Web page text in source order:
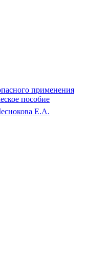
применения
пособие
Е.А.